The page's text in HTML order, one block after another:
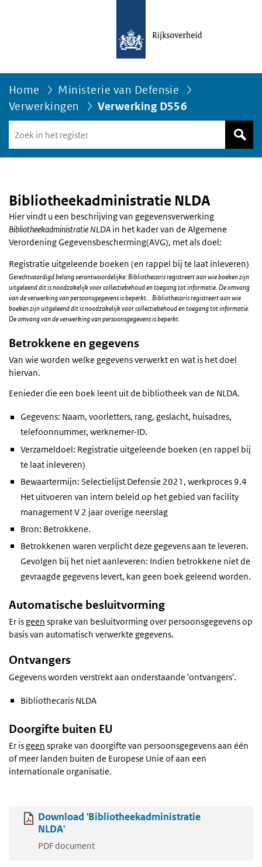
Home
Ministerie van Defensie
Verwerkingen
Verwerking D556
in
het
Bibliotheekadministratie NLDA
Hier vindt u een beschrijving van gegevensverwerking
Bibliotheekadministratie NLDA in het kader van de Algemene
Verordening Gegevensbescherming(AVG), met als doel:
Registratie uitgeleende boeken (en rappel bij te laat inleveren)
Gerechtvaardigd belang verantwoordelijke: Bibliothecaris registreert aan wie boeken zijn
uitgeleend dit is noodzakelijk voor collectiebehoud en toegang tot informatie. De omvang
van de verwerking van persoonsgegevens is beperkt. . Bibliothecaris registreert aan wie
boeken zijn uitgeleend dit is noodzakelijk voor collectiebehoud en toegang tot informatie.
De omvang van de verwerking van persoonsgegevens is beperkt.
Betrokkene en gegevens
Van wie worden welke gegevens verwerkt en wat is het doel
hiervan.
Eenieder die een boek leent uit de bibliotheek van de NLDA.
Gegevens: Naam, voorletters, rang, geslacht, huisadres,
telefoonnummer, werknemer-ID.
Verzameldoel: Registratie uitgeleende boeken (en rappel bij
te laat inleveren)
Bewaartermijn: Selectielijst Defensie 2021, werkproces 9.4
Het uitvoeren van intern beleid op het gebied van facility
management V 2 jaar overige neerslag
Bron: Betrokkene.
Betrokkenen waren verplicht deze gegevens aan te leveren.
Gevolgen bij het niet aanleveren: Indien betrokkene niet de
gevraagde gegevens levert, kan geen boek geleend worden.
Automatische besluitvorming
Er isgeen sprake van besluitvorming over persoonsgegevens op
basis van automatisch verwerkte gegevens.
Ontvangers
Gegevens worden verstrekt aan onderstaande 'ontvangers'.
Bibliothecaris NLDA
Doorgifte buiten EU
Er isgeen sprake van doorgifte van persoonsgegevens aan één
of meer landen buiten de Europese Unie of aan een
internationale organisatie.
Download 'Bibliotheekadministratie
NLDA'
PDF document